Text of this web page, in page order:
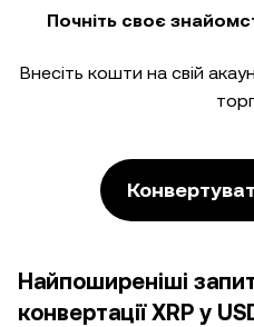
Почніть своє
Внесіть кошти на свій
Найпоширеніші
конвертації XRP у